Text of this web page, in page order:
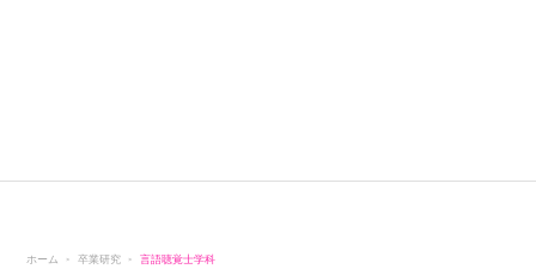
ホーム 卒業研究 言語聴覚士学科